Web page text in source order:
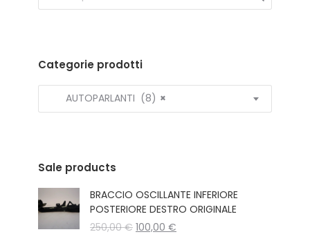
Categorie prodotti
×
AUTOPARLANTI (8)
Sale products
BRACCIO OSCILLANTE INFERIORE
POSTERIORE DESTRO ORIGINALE
250,00€ Il
100,00 €